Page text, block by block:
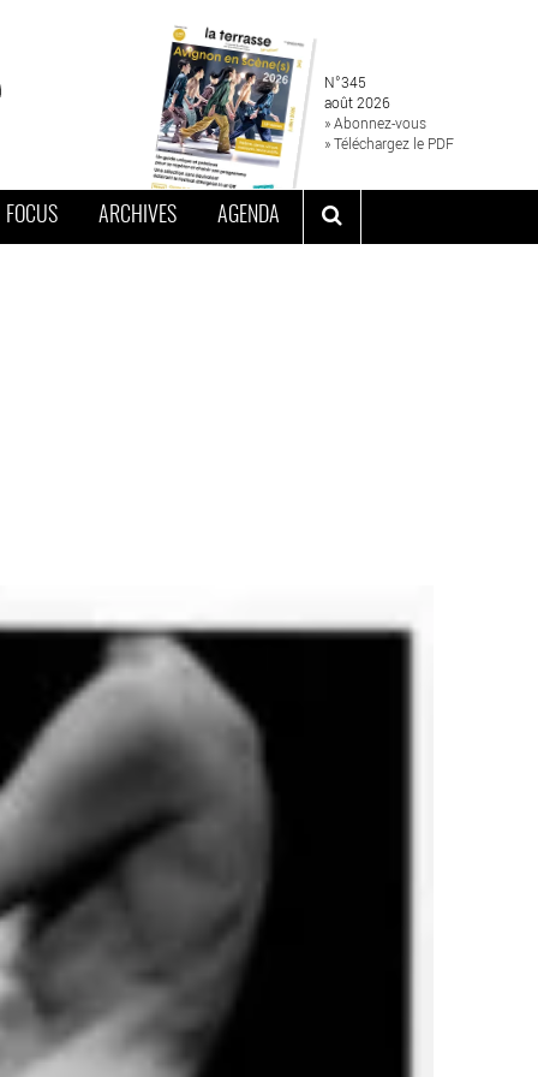
N°345
août 2026
» Abonnez-vous
» Téléchargez le PDF
FOCUS ARCHIVES AGENDA